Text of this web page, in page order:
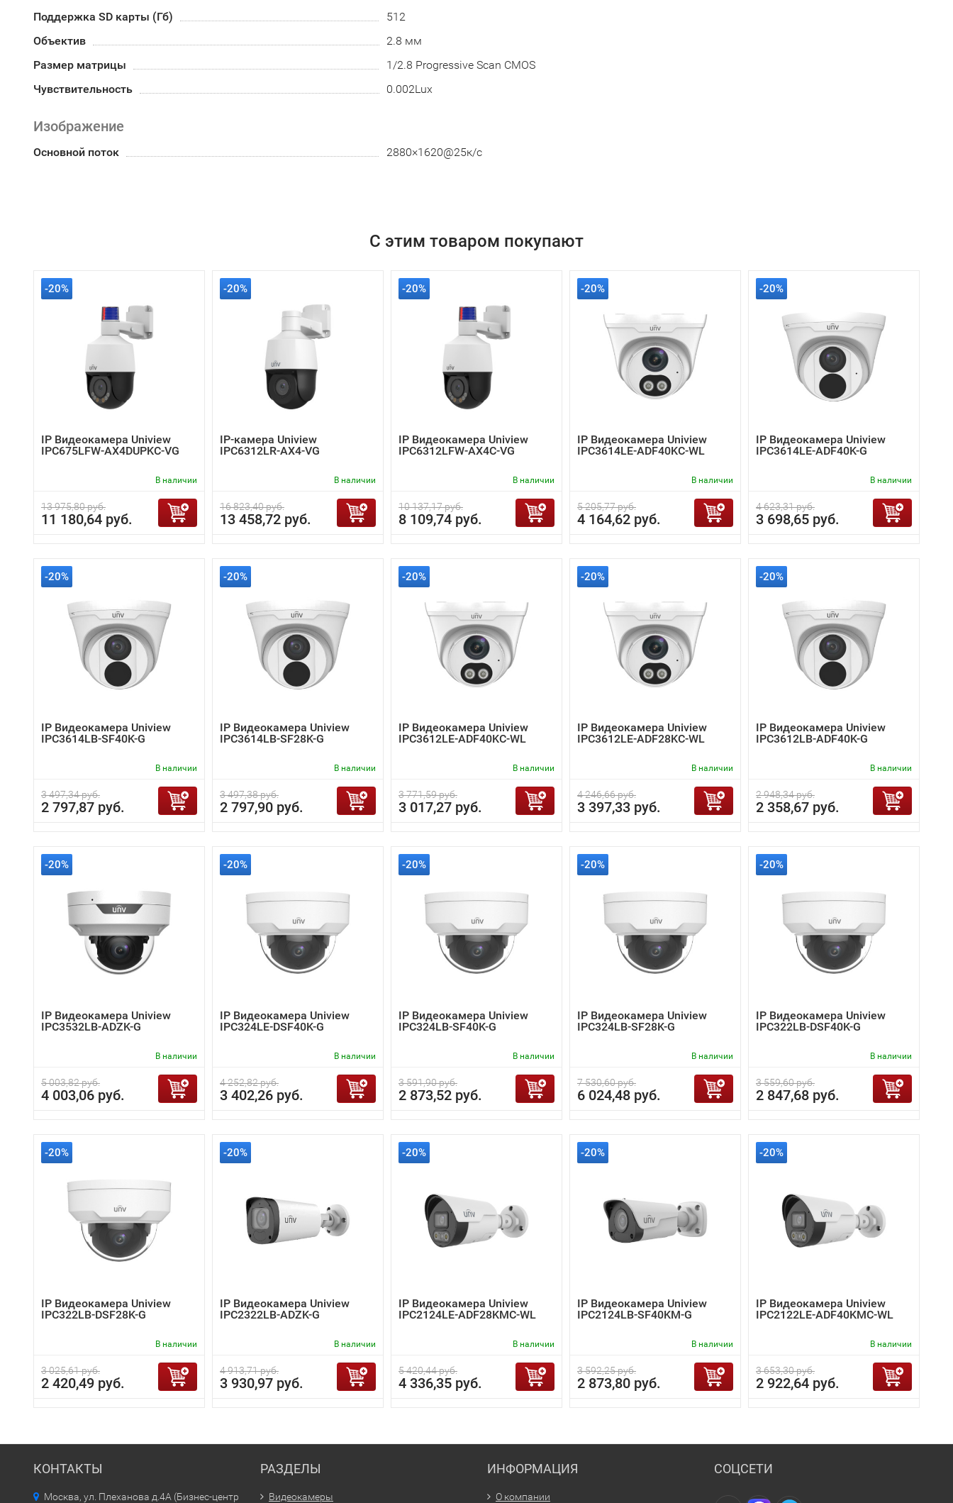
Поддержка SD карты (Гб)
512
Объектив
2.8 мм
Размер матрицы
1/2.8 Progressive Scan CMOS
Чувствительность
0.002Lux
Изображение
Основной поток 2880×1620@25к/с
С этим товаром покупают
-20%
IP Видеокамера Uniview
IPC675LFW-AX4DUPKC-VG
В наличии
13 975,80 руб.
11 180,64 руб.
-20%
IP-камера Uniview
IPC6312LR-AX4-VG
В наличии
16 823,40 руб.
13 458,72 руб.
-20%
IP Видеокамера Uniview
IPC6312LFW-AX4C-VG
В наличии
10 137,17 руб.
8 109,74 руб.
-20%
IP Видеокамера Uniview
IPC3614LE-ADF40KC-WL
В наличии
5 205,77 руб.
4 164,62 руб.
-20%
IP Видеокамера Uniview
IPC3614LE-ADF40K-G
В наличии
4 623,31 руб.
3 698,65 руб.
-20%
IP Видеокамера Uniview
IPC3614LB-SF40K-G
В наличии
3 497,34 руб.
2 797,87 руб.
-20%
IP Видеокамера Uniview
IPC3614LB-SF28K-G
В наличии
3 497,38 руб.
2 797,90 руб.
-20%
IP Видеокамера Uniview
IPC3612LE-ADF40KC-WL
В наличии
3 771,59 руб.
3 017,27 руб.
-20%
IP Видеокамера Uniview
IPC3612LE-ADF28KC-WL
В наличии
4 246,66 руб.
3 397,33 руб.
-20%
IP Видеокамера Uniview
IPC3612LB-ADF40K-G
В наличии
2 948,34 руб.
2 358,67 руб.
-20%
IP Видеокамера Uniview
IPC3532LB-ADZK-G
В наличии
5 003,82 руб.
4 003,06 руб.
-20%
IP Видеокамера Uniview
IPC324LE-DSF40K-G
В наличии
4 252,82 руб.
3 402,26 руб.
-20%
IP Видеокамера Uniview
IPC324LB-SF40K-G
В наличии
3 591,90 руб.
2 873,52 руб.
-20%
IP Видеокамера Uniview
IPC324LB-SF28K-G
В наличии
7 530,60 руб.
6 024,48 руб.
-20%
IP Видеокамера Uniview
IPC322LB-DSF40K-G
В наличии
3 559,60 руб.
2 847,68 руб.
-20%
IP Видеокамера Uniview
IPC322LB-DSF28K-G
В наличии
3 025,61 руб.
2 420,49 руб.
-20%
IP Видеокамера Uniview
IPC2322LB-ADZK-G
В наличии
4 913,71 руб.
3 930,97 руб.
-20%
IP Видеокамера Uniview
IPC2124LE-ADF28KMC-WL
В наличии
5 420,44 руб.
4 336,35 руб.
-20%
IP Видеокамера Uniview
IPC2124LB-SF40KM-G
В наличии
3 592,25 руб.
2 873,80 руб.
-20%
IP Видеокамера Uniview
IPC2122LE-ADF40KMC-WL
В наличии
3 653,30 руб.
2 922,64 руб.
КОНТАКТЫ
Москва, ул. Плеханова д.4А (Бизнес-центр
РАЗДЕЛЫ
Видеокамеры
ИНФОРМАЦИЯ
О компании
СОЦСЕТИ